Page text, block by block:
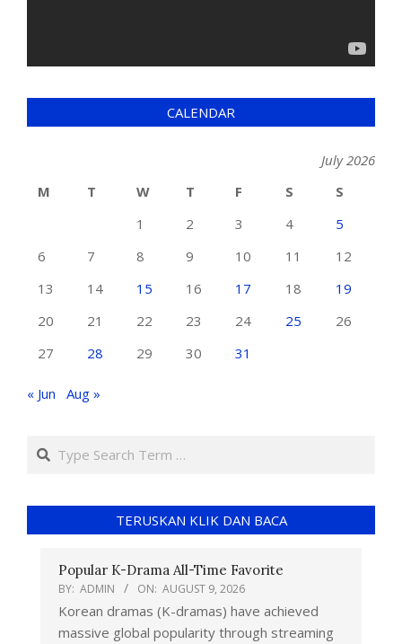
CALENDAR
July 2026
M
T W T F S
S
1
2 3 4
5
6
7 8 9 10 11
12
13
14 15 16 17 18
19
20
21 22 23 24 25
26
27
28 29 30 31
« Jun Aug »
TERUSKAN KLIK DAN BACA
Popular K-Drama All-Time Favorite
BY: ADMIN ON: AUGUST 9, 2026
Korean dramas (K-dramas) have achieved
massive global popularity through streaming